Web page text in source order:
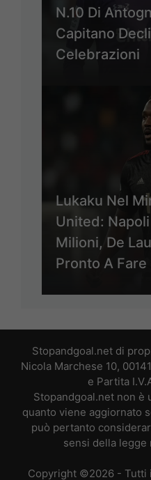
N.10 Di
Capitano
Celebrazioni
Lukaku Nel
United:
Milioni, De
Pronto A Fare
Stopandgoal.net di
Nicola Marchese 10,
e Partita
Stopandgoal.net non è
quanto viene aggiornato
può pertanto
sensi della legge
Copyright ©2026 - Tutti